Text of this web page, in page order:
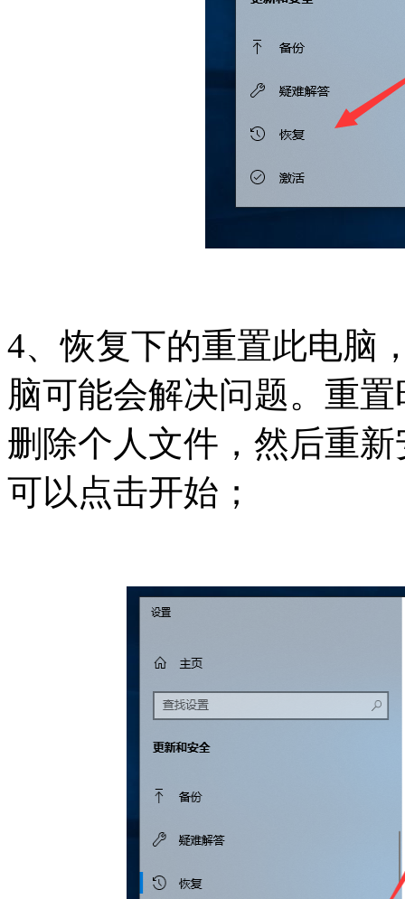
4、恢复下的重置此电脑
脑可能会解决问题。重
删除个人文件，然后重
可以点击开始；